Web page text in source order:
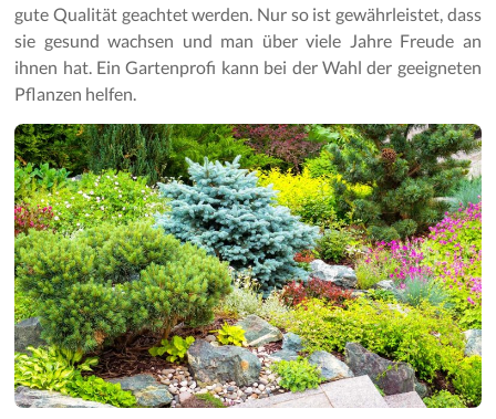
gute Qualität geachtet werden. Nur so ist gewährleistet, dass
sie gesund wachsen und man über viele Jahre Freude an
ihnen hat. Ein Gartenprofi kann bei der Wahl der geeigneten
Pflanzen helfen.